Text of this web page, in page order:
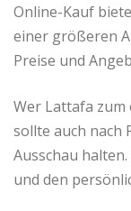
Online-Kauf
einer größeren
Preise und
Wer Lattafa
sollte auch
Ausschau
und den